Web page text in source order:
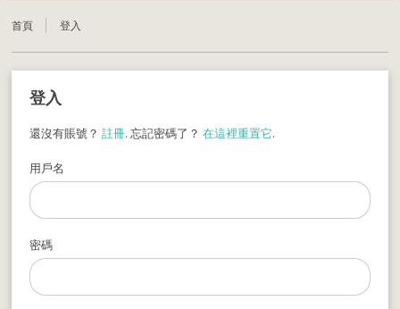
首頁 登入
登入
還沒有賬號？註冊. 忘記密碼了？在這裡重置它.
用戶名
密碼